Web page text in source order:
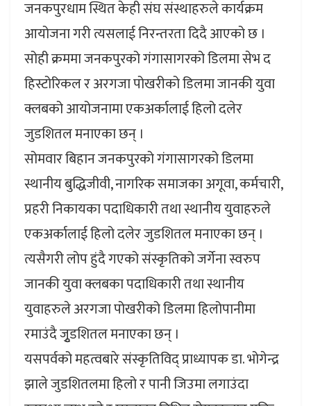
जनकपुरधाम स्थित केही संघ संस्थाहरुले कार्यक्रम
आयोजना गरी त्यसलाई निरन्तरता दिदै आएको छ ।
सोही क्रममा जनकपुरको गंगासागरको डिलमा सेभ द
हिस्टोरिकल र अरगजा पोखरीको डिलमा जानकी युवा
क्लबको आयोजनामा एकअर्कालाई हिलो दलेर
जुडशितल मनाएका छन् ।
सोमवार बिहान जनकपुरको गंगासागरको डिलमा
स्थानीय बुद्धिजीवी, नागरिक समाजका अगूवा, कर्मचारी,
प्रहरी निकायका पदाधिकारी तथा स्थानीय युवाहरुले
एकअर्कालाई हिलो दलेर जुडशितल मनाएका छन् ।
त्यसैगरी लोप हुंदै गएको संस्कृतिको जर्गेना स्वरुप
जानकी युवा क्लबका पदाधिकारी तथा स्थानीय
युवाहरुले अरगजा पोखरीको डिलमा हिलोपानीमा
रमाउंदै जुृडशितल मनाएका छन् ।
यसपर्वको महत्वबारे संस्कृतिविद् प्राध्यापक डा. भोगेन्द्र
झाले जुडशितलमा हिलो र पानी जिउमा लगाउंदा